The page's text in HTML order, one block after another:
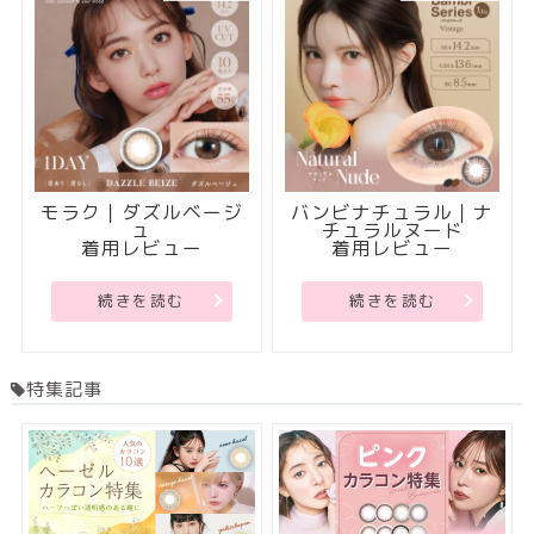
モラク｜ダズルベージ
ュ
着用レビュー
続きを読む
バンビナチュラル｜ナ
チュラルヌード
着用レビュー
続きを読む
特集記事